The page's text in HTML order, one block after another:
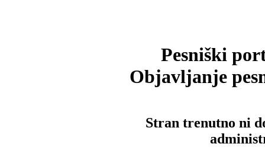
Pesniški
Objavljanje
Stran trenutno ni